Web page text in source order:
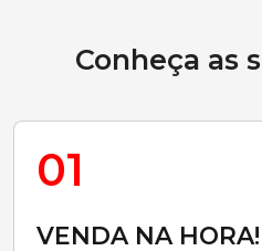
Conheça as
01
VENDA NA HORA!